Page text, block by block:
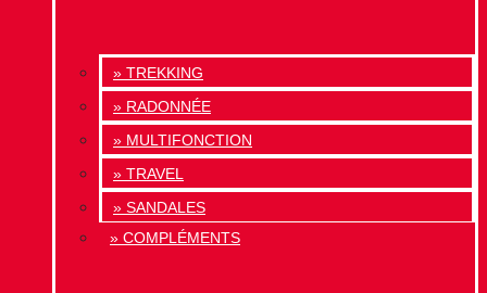
» TREKKING
» RADONNÉE
» MULTIFONCTION
» TRAVEL
» SANDALES
» COMPLÉMENTS